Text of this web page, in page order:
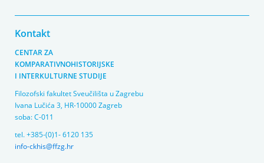
Kontakt
CENTAR ZA
KOMPARATIVNOHISTORIJSKE
I INTERKULTURNE STUDIJE
Filozofski fakultet Sveučilišta u Zagrebu
Ivana Lučića 3, HR-10000 Zagreb
soba: C-011
tel. +385-(0)1- 6120 135
info-ckhis@ffzg.hr